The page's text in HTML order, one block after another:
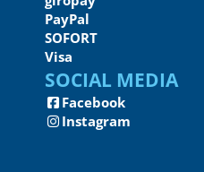
PayPal
SOFORT
Visa
Social Media
Facebook
Instagram